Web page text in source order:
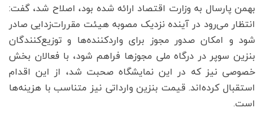
بهمن پارسال به وزارت اقتصاد ارائه شده بود، اصلاح شد، گفت:
انتظار می‌رود در آینده نزدیک مصوبه هیئت مقررات‌زدایی صادر
شود و امکان صدور مجوز برای واردکننده‌ها و توزیع‌کنندگان
بنزین سوپر در درگاه ملی مجوزها فراهم شود، با فعالان بخش
خصوصی نیز که در این نمایشگاه صحبت شد، از این اقدام
استقبال کرده‌اند. قیمت بنزین وارداتی نیز متناسب با هزینه‌ها
است.